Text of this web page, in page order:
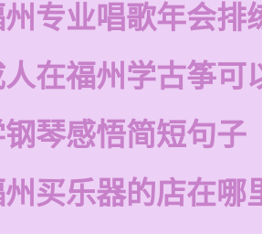
专业唱歌年会排
人在福州学古筝可
钢琴感悟简短句子
买乐器的店在哪